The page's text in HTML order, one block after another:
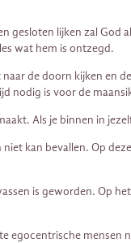
lijken zal God
wat hem is ontzegd.
de doorn kijken en
nodig is voor de
Als je binnen in
kan bevallen. Op
is geworden. Op
egocentrische